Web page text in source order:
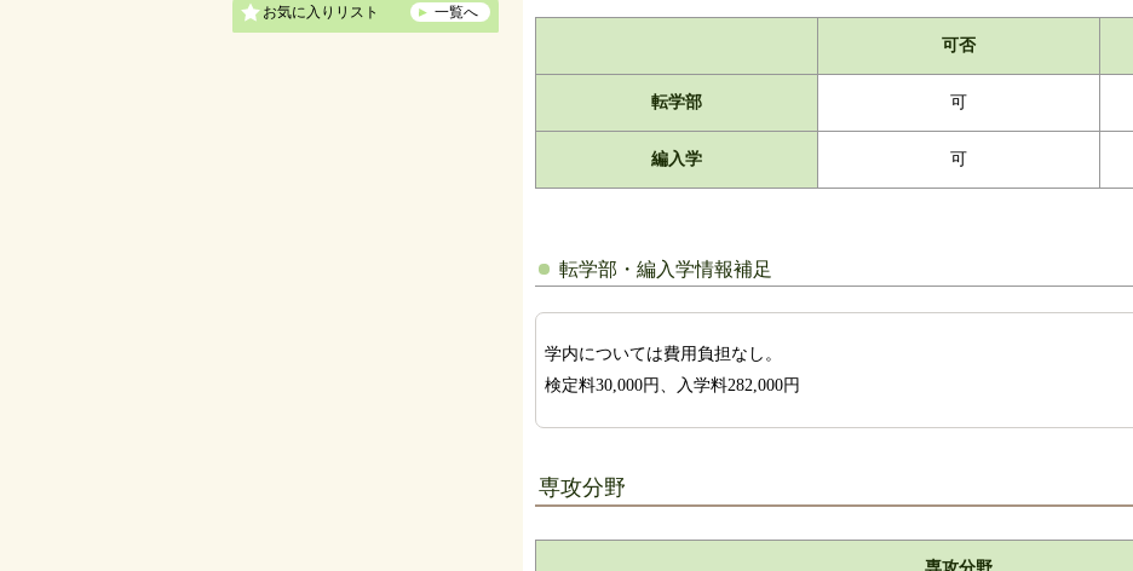
お気に入りリスト 一覧へ
可否
転学部 可
編入学 可
転学部・編入学情報補足
学内については費用負担なし。
検定料30,000円、入学料282,000円
専攻分野